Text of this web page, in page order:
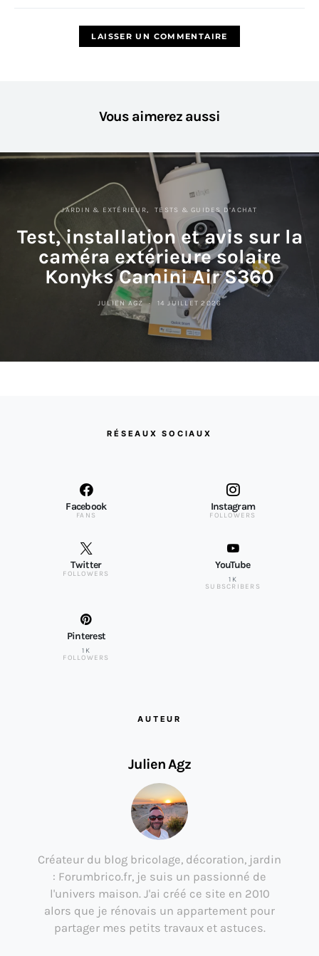
Vous aimerez aussi
JARDIN & EXTÉRIEUR TESTS & GUIDES D’ACHAT
Test, installation et avis sur la
caméra extérieure solaire
Konyks Camini Air S360
JULIEN AGZ 14 JUILLET 2026
RÉSEAUX SOCIAUX
Facebook
FANS
Instagram
FOLLOWERS
Twitter
FOLLOWERS
YouTube
1K
SUBSCRIBERS
Pinterest
1K
FOLLOWERS
AUTEUR
Julien Agz
Créateur du blog bricolage, décoration, jardin
: Forumbrico.fr, je suis un passionné de
l'univers maison. J'ai créé ce site en 2010
alors que je rénovais un appartement pour
partager mes petits travaux et astuces.